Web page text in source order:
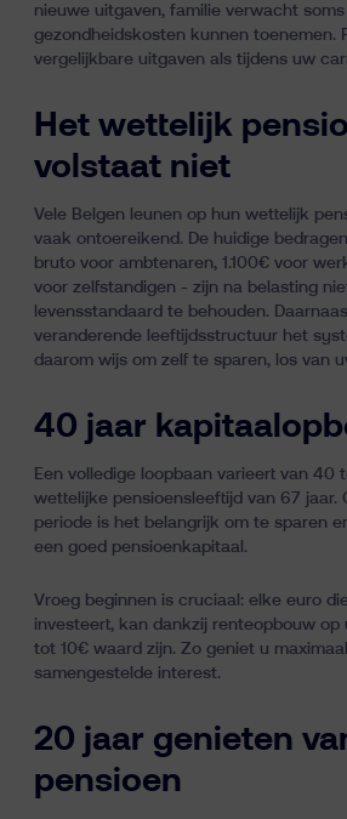
nieuwe uitgaven, familie verwacht
gezondheidskosten kunnen toenemen.
vergelijkbare uitgaven als tijdens uw
Het wettelijk
volstaat niet
Vele Belgen leunen op hun wettelijk
vaak ontoereikend. De huidige
bruto voor ambtenaren, 1.100€ voor
voor zelfstandigen - zijn na belasting
levensstandaard te behouden.
veranderende leeftijdsstructuur het
daarom wijs om zelf te sparen, los van
40 jaar
Een volledige loopbaan varieert van 40
wettelijke pensioensleeftijd van 67 jaar.
periode is het belangrijk om te sparen
een goed pensioenkapitaal.
Vroeg beginnen is cruciaal: elke euro
investeert, kan dankzij renteopbouw op
tot 10€ waard zijn. Zo geniet u
samengestelde interest.
20 jaar genieten
pensioen